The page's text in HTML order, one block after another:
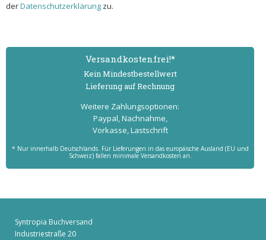
derDatenschutzerklärung zu.
Versand­kostenfrei!*
Kein Mindest­bestell­wert
Lieferung auf Rechnung
Weitere Zahlungs­optionen:
Paypal, Nachnahme,
Vorkasse, Lastschrift
* Nur innerhalb Deutschlands. Für Lieferungen in das europäische Ausland (EU und
Schweiz) fallen minimale Versandkosten an.
Syntropia Buchversand
Industriestraße 20